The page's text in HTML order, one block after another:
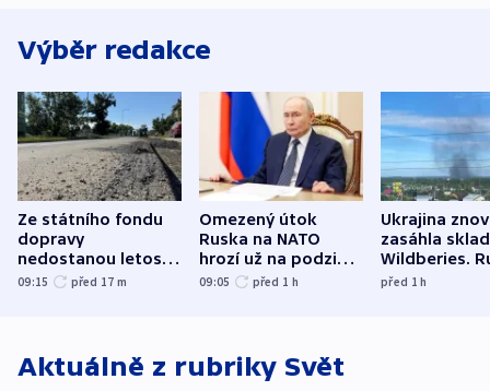
Výběr redakce
Ze státního fondu
dopravy
nedostanou letos
kraje na silnice ani
09:15 před 17 m
Omezený útok
Ruska na NATO
hrozí už na podzim,
varují tajné služby
09:05 před 1 h
Ukrajina
zasáhla
Wildberies.
útočili v
před 1h
Aktuálně z rubriky Svět